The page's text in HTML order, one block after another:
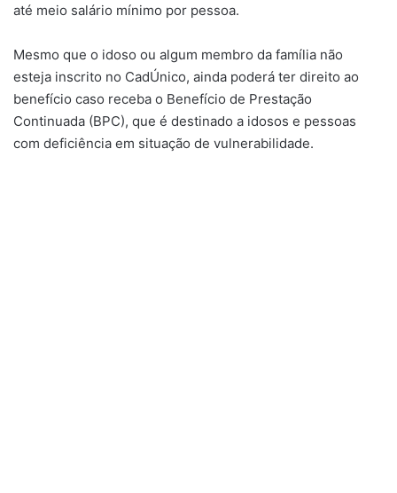
até meio salário mínimo por pessoa.
Mesmo que o idoso ou algum membro da família não
esteja inscrito no CadÚnico, ainda poderá ter direito ao
benefício caso receba o Benefício de Prestação
Continuada (BPC), que é destinado a idosos e pessoas
com deficiência em situação de vulnerabilidade.